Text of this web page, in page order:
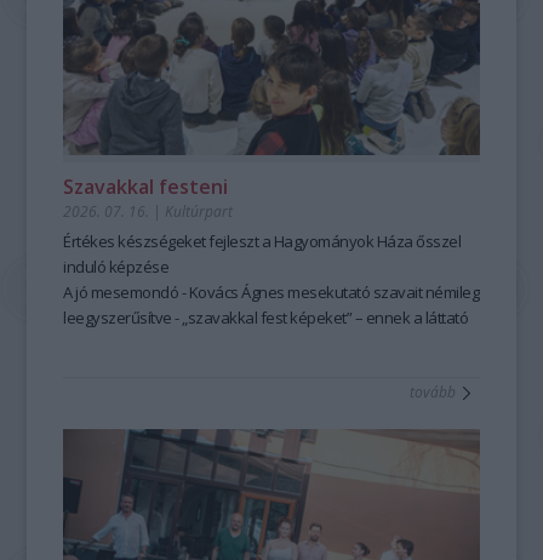
Szavakkal festeni
2026. 07. 16. | Kultúrpart
Értékes készségeket fejleszt a Hagyományok Háza ősszel
induló képzése
A jó mesemondó - Kovács Ágnes mesekutató szavait némileg
leegyszerűsítve - „szavakkal fest képeket” – ennek a láttató
mesemondás nemcsak művészi élményt ad, hanem
magabiztosabb megszólaláshoz, fellépéshez, segíti az
előadói, pedagógusi jelenlétet, fejleszti a meggyőző, hiteles
kommunikációt is – olyan készségeket, amelyek digitális
korunkban is hangsúlyozottan értékesek. Ehhez nyújt
nagyszerű lehetőséget az idén 25 éves Hagyományok Háza
tovább